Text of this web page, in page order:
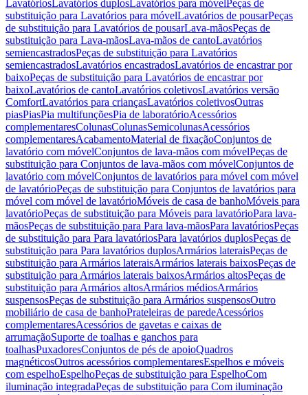
Lavatórios Lavatórios duplos Lavatórios para móvel Peças de
substituição para Lavatórios para móvelLavatórios de pousarPeças
de substituição para Lavatórios de pousarLava-mãosPeças de
substituição para Lava-mãosLava-mãos de cantoLavatórios
semiencastradosPeças de substituição para Lavatórios
semiencastradosLavatórios encastradosLavatórios de encastrar por
baixoPeças de substituição para Lavatórios de encastrar por
baixoLavatórios de cantoLavatórios coletivosLavatórios versão
ComfortLavatórios para criançasLavatórios coletivosOutras
piasPiasPia multifunçõesPia de laboratórioAcessórios
complementaresColunasColunasSemicolunasAcessórios
complementaresAcabamentoMaterial de fixaçãoConjuntos de
lavatório com móvelConjuntos de lava-mãos com móvelPeças de
substituição para Conjuntos de lava-mãos com móvelConjuntos de
lavatório com móvelConjuntos de lavatórios para móvel com móvel
de lavatórioPeças de substituição para Conjuntos de lavatórios para
móvel com móvel de lavatórioMóveis de casa de banhoMóveis para
lavatórioPeças de substituição para Móveis para lavatórioPara lava-
mãosPeças de substituição para Para lava-mãosPara lavatóriosPeças
de substituição para Para lavatóriosPara lavatórios duplosPeças de
substituição para Para lavatórios duplosArmários lateraisPeças de
substituição para Armários lateraisArmários laterais baixosPeças de
substituição para Armários laterais baixosArmários altosPeças de
substituição para Armários altosArmários médiosArmários
suspensosPeças de substituição para Armários suspensosOutro
mobiliário de casa de banhoPrateleiras de paredeAcessórios
complementaresAcessórios de gavetas e caixas de
arrumaçãoSuporte de toalhas e ganchos para
toalhasPuxadoresConjuntos de pés de apoioQuadros
magnéticosOutros acessórios complementaresEspelhos e móveis
com espelhoEspelhoPeças de substituição para EspelhoCom
iluminação integradaPeças de substituição para Com iluminação